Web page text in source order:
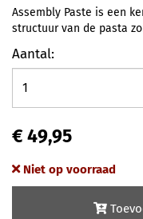
Assembly Paste is een
structuur van de pasta
Aantal:
€ 49,95
Niet op voorraad